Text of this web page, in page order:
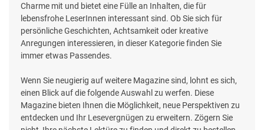
Charme mit und bietet eine Fülle an Inhalten, die für
lebensfrohe LeserInnen interessant sind. Ob Sie sich für
persönliche Geschichten, Achtsamkeit oder kreative
Anregungen interessieren, in dieser Kategorie finden Sie
immer etwas Passendes.
Wenn Sie neugierig auf weitere Magazine sind, lohnt es sich,
einen Blick auf die folgende Auswahl zu werfen. Diese
Magazine bieten Ihnen die Möglichkeit, neue Perspektiven zu
entdecken und Ihr Lesevergnügen zu erweitern. Zögern Sie